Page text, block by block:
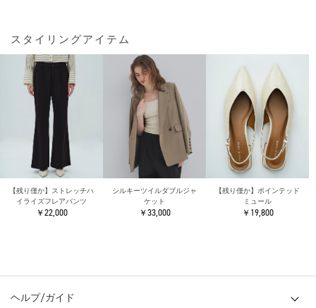
スタイリングアイテム
【残り僅か】ストレッチハ
イライズフレアパンツ
￥22,000
シルキーツイルダブルジャ
ケット
￥33,000
【残り僅か】ポインテッド
ミュール
￥19,800
ヘルプ/ガイド